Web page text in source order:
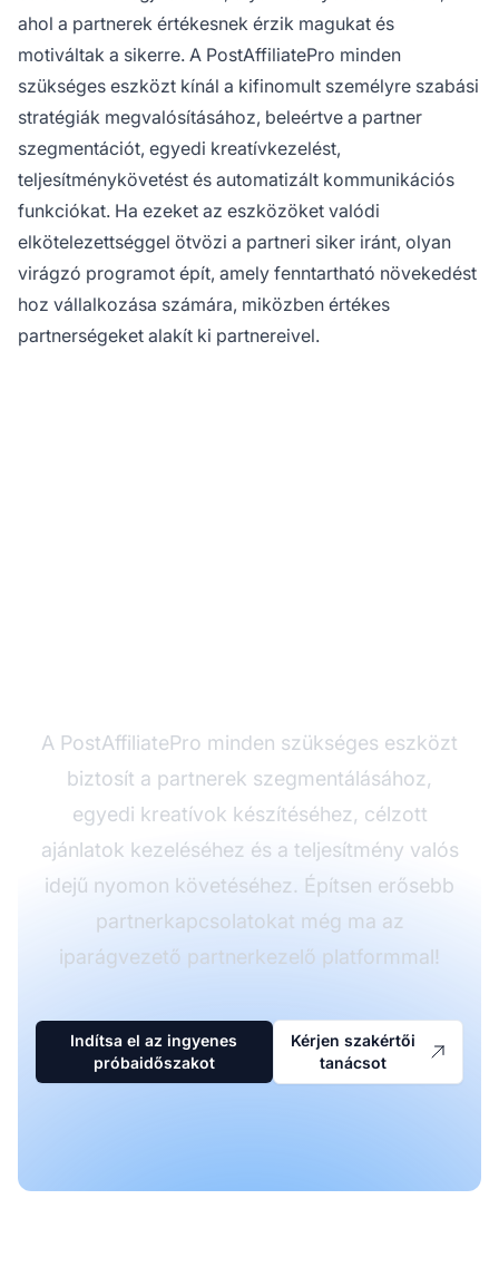
ahol a partnerek értékesnek érzik magukat és
motiváltak a sikerre. A PostAffiliatePro minden
szükséges eszközt kínál a kifinomult személyre szabási
stratégiák megvalósításához, beleértve a partner
szegmentációt, egyedi kreatívkezelést,
teljesítménykövetést és automatizált kommunikációs
funkciókat. Ha ezeket az eszközöket valódi
elkötelezettséggel ötvözi a partneri siker iránt, olyan
virágzó programot épít, amely fenntartható növekedést
hoz vállalkozása számára, miközben értékes
partnerségeket alakít ki partnereivel.
A PostAffiliatePro minden szükséges eszközt
biztosít a partnerek szegmentálásához,
egyedi kreatívok készítéséhez, célzott
ajánlatok kezeléséhez és a teljesítmény valós
idejű nyomon követéséhez. Építsen erősebb
partnerkapcsolatokat még ma az
iparágvezető partnerkezelő platformmal!
Indítsa el az ingyenes
próbaidőszakot
Kérjen szakértői
tanácsot